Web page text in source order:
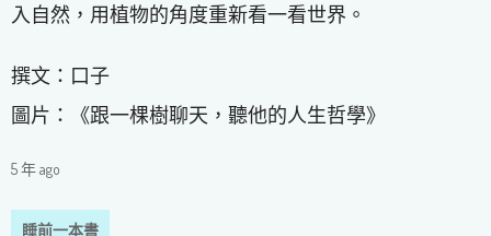
入自然，用植物的角度重新看一看世界。
撰文：口子
圖片：《跟一棵樹聊天，聽他的人生哲學》
5 年 ago
睡前一本書